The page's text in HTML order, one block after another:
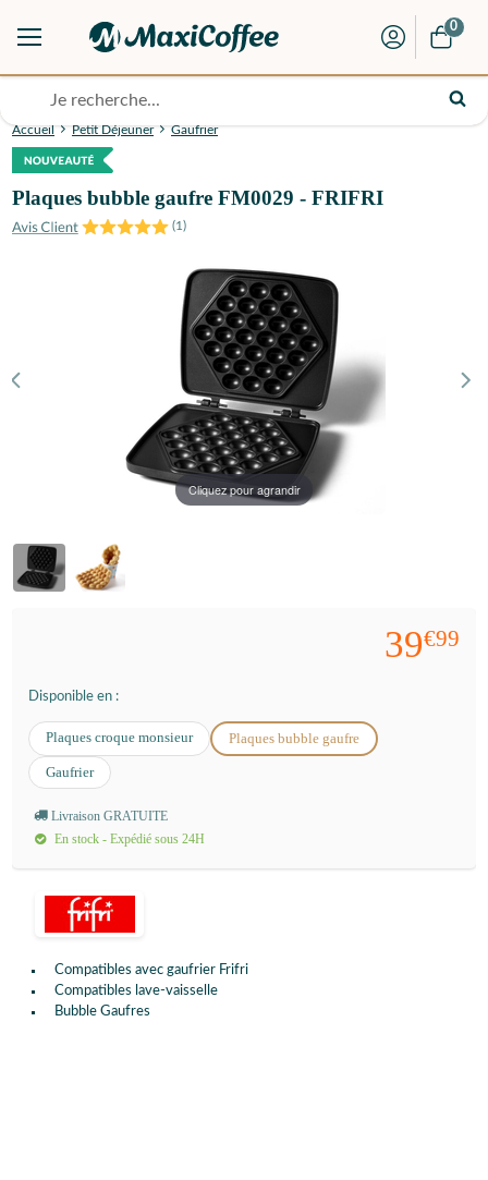
0
Accueil Petit Déjeuner Gaufrier
Plaques bubble gaufre FM0029 - FRIFRI
(1)
Cliquez pour agrandir
Compatibles avec gaufrier Frifri
Compatibles lave-vaisselle
Bubble Gaufres
39€99
Disponible en :
Plaques croque monsieur Plaques bubble gaufre
Gaufrier
Livraison GRATUITE
En stock - Expédié sous 24H